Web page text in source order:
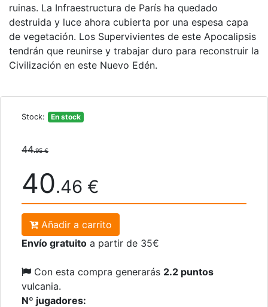
ruinas. La Infraestructura de París ha quedado
destruida y luce ahora cubierta por una espesa capa
de vegetación. Los Supervivientes de este Apocalipsis
tendrán que reunirse y trabajar duro para reconstruir la
Civilización en este Nuevo Edén.
Stock: En stock
44.95 €
40.46 €
Añadir a carrito
Envío gratuito a partir de 35€
Con esta compra generarás 2.2 puntos
vulcania.
Nº jugadores: